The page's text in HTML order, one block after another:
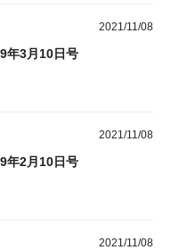
2021/11/08
年3月10日号
2021/11/08
年2月10日号
2021/11/08